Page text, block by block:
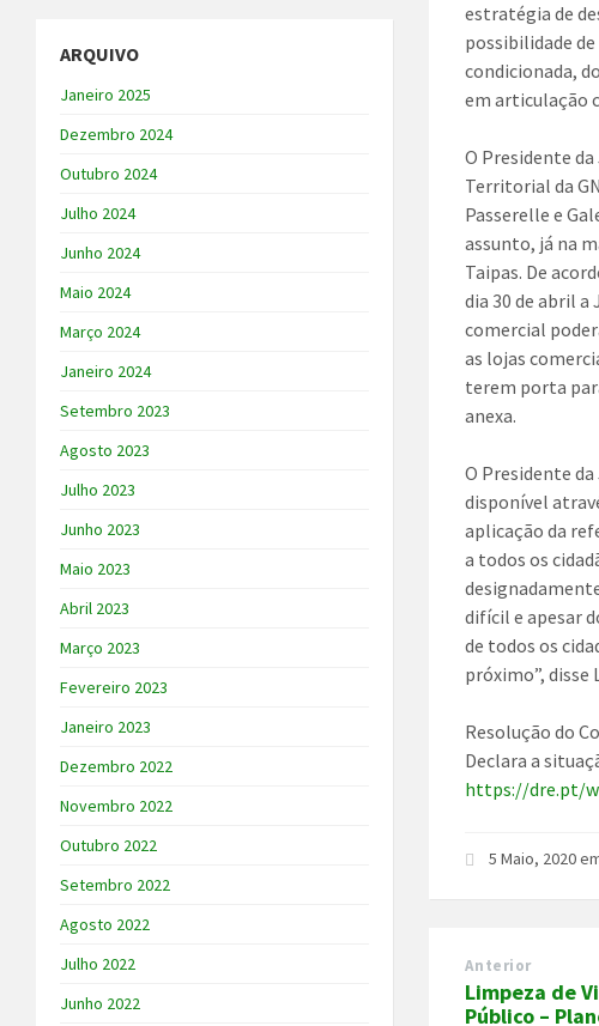
estratégia de
possibilidade
condicionada,
em articulação
O Presidente
Territorial da
Passerelle e
assunto, já na
Taipas. De
dia 30 de abril
comercial
as lojas
terem porta
anexa.
O Presidente
disponível
aplicação da
a todos os
difícil e apesar
de todos os
próximo”, disse
Resolução do
Declara a
https://dre.pt/
5 Maio, 2020
Anterior
Limpeza de
Público –
ARQUIVO
Janeiro 2025
Dezembro 2024
Outubro 2024
Julho 2024
Junho 2024
Maio 2024
Março 2024
Janeiro 2024
Setembro 2023
Agosto 2023
Julho 2023
Junho 2023
Maio 2023
Abril 2023
Março 2023
Fevereiro 2023
Janeiro 2023
Dezembro 2022
Novembro 2022
Outubro 2022
Setembro 2022
Agosto 2022
Julho 2022
Junho 2022